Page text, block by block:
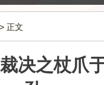
> 正文
决之杖爪